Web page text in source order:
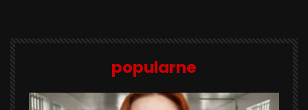
popularne